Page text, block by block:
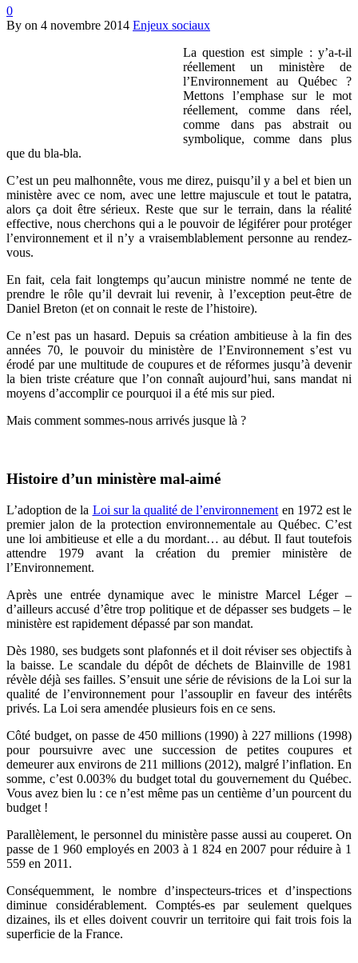
0
By on 4 novembre 2014 Enjeux sociaux
La question est simple : y’a-t-il
réellement un ministère de
l’Environnement au Québec ?
Mettons l’emphase sur le mot
réellement, comme dans réel,
comme dans pas abstrait ou
symbolique, comme dans plus
que du bla-bla.
C’est un peu malhonnête, vous me direz, puisqu’il y a bel et bien un
ministère avec ce nom, avec une lettre majuscule et tout le patatra,
alors ça doit être sérieux. Reste que sur le terrain, dans la réalité
effective, nous cherchons qui a le pouvoir de légiférer pour protéger
l’environnement et il n’y a vraisemblablement personne au rendez-
vous.
En fait, cela fait longtemps qu’aucun ministre nommé ne tente de
prendre le rôle qu’il devrait lui revenir, à l’exception peut-être de
Daniel Breton (et on connait le reste de l’histoire).
Ce n’est pas un hasard. Depuis sa création ambitieuse à la fin des
années 70, le pouvoir du ministère de l’Environnement s’est vu
érodé par une multitude de coupures et de réformes jusqu’à devenir
la bien triste créature que l’on connaît aujourd’hui, sans mandat ni
moyens d’accomplir ce pourquoi il a été mis sur pied.
Mais comment sommes-nous arrivés jusque là ?
Histoire d’un ministère mal-aimé
L’adoption de la Loi sur la qualité de l’environnement en 1972 est le
premier jalon de la protection environnementale au Québec. C’est
une loi ambitieuse et elle a du mordant… au début. Il faut toutefois
attendre 1979 avant la création du premier ministère de
l’Environnement.
Après une entrée dynamique avec le ministre Marcel Léger –
d’ailleurs accusé d’être trop politique et de dépasser ses budgets – le
ministère est rapidement dépassé par son mandat.
Dès 1980, ses budgets sont plafonnés et il doit réviser ses objectifs à
la baisse. Le scandale du dépôt de déchets de Blainville de 1981
révèle déjà ses failles. S’ensuit une série de révisions de la Loi sur la
qualité de l’environnement pour l’assouplir en faveur des intérêts
privés. La Loi sera amendée plusieurs fois en ce sens.
Côté budget, on passe de 450 millions (1990) à 227 millions (1998)
pour poursuivre avec une succession de petites coupures et
demeurer aux environs de 211 millions (2012), malgré l’inflation. En
somme, c’est 0.003% du budget total du gouvernement du Québec.
Vous avez bien lu : ce n’est même pas un centième d’un pourcent du
budget !
Parallèlement, le personnel du ministère passe aussi au couperet. On
passe de 1 960 employés en 2003 à 1 824 en 2007 pour réduire à 1
559 en 2011.
Conséquemment, le nombre d’inspecteurs-trices et d’inspections
diminue considérablement. Comptés-es par seulement quelques
dizaines, ils et elles doivent couvrir un territoire qui fait trois fois la
superficie de la France.